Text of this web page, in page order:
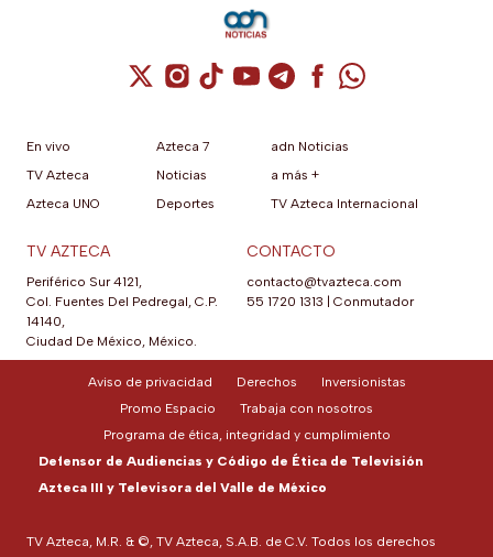
Cuenta de X / Twitter (se abre en una
Cuenta de Instagram (se abre en una
Cuenta de TikTok (se abre en
Cuenta de YouTube (se abre
Cuenta de Telegram (se
Cuenta de
Cuenta de
En vivo
TV Azteca
Azteca UNO
Azteca 7
Noticias
Deportes
adn Noticias
a más +
TV Azteca Internacional
TV AZTECA
Periférico Sur 4121,
Col. Fuentes Del Pedregal, C.P.
14140,
Ciudad De México, México.
CONTACTO
contacto@tvazteca.com
55 1720 1313
Conmutador
TV Azteca, M.R. & ©, TV Azteca, S.A.B. de C.V. Todos los derechos
Aviso de privacidad Derechos
Inversionistas
Promo Espacio
Trabaja con nosotros
Programa de ética, integridad y cumplimiento
Defensor de Audiencias y Código de Ética de Televisión
Azteca III y Televisora del Valle de México